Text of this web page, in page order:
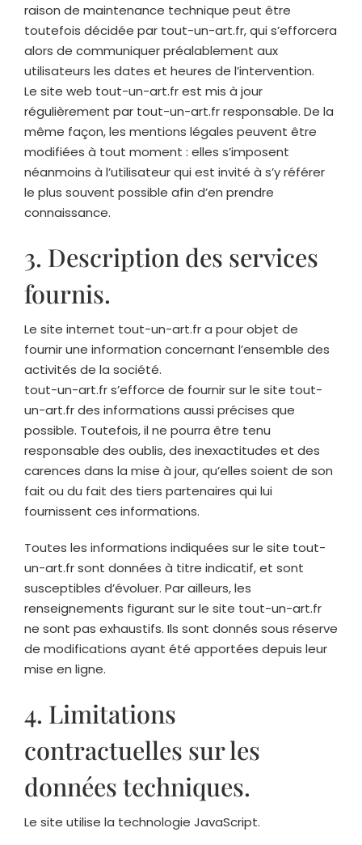
raison de maintenance technique peut être
toutefois décidée par tout-un-art.fr, qui s’efforcera
alors de communiquer préalablement aux
utilisateurs les dates et heures de l’intervention.
Le site web tout-un-art.frest mis à jour
régulièrement par tout-un-art.frresponsable. De la
même façon, les mentions légales peuvent être
modifiées à tout moment : elles s’imposent
néanmoins à l’utilisateur qui est invité à s’y référer
le plus souvent possible afin d’en prendre
connaissance.
3. Description des services
fournis.
Le site internet tout-un-art.fra pour objet de
fournir une information concernant l’ensemble des
activités de la société.
tout-un-art.frs’efforce de fournir sur le site tout-
un-art.frdes informations aussi précises que
possible. Toutefois, il ne pourra être tenu
responsable des oublis, des inexactitudes et des
carences dans la mise à jour, qu’elles soient de son
fait ou du fait des tiers partenaires qui lui
fournissent ces informations.
Toutes les informations indiquées sur le site tout-
un-art.frsont données à titre indicatif, et sont
susceptibles d’évoluer. Par ailleurs, les
renseignements figurant sur le site tout-un-art.fr
ne sont pas exhaustifs. Ils sont donnés sous réserve
de modifications ayant été apportées depuis leur
mise en ligne.
4. Limitations
contractuelles sur les
données techniques.
Le site utilise la technologie JavaScript.